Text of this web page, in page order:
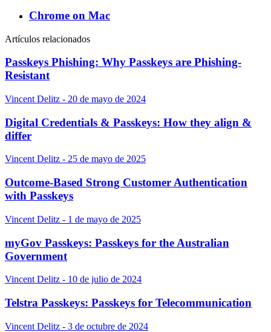
Chrome on Mac
Artículos relacionados
Passkeys Phishing: Why Passkeys are Phishing-
Resistant
Vincent Delitz - 20 de mayo de 2024
Digital Credentials & Passkeys: How they align &
differ
Vincent Delitz - 25 de mayo de 2025
Outcome-Based Strong Customer Authentication
with Passkeys
Vincent Delitz - 1 de mayo de 2025
myGov Passkeys: Passkeys for the Australian
Government
Vincent Delitz - 10 de julio de 2024
Telstra Passkeys: Passkeys for Telecommunication
Vincent Delitz - 3 de octubre de 2024